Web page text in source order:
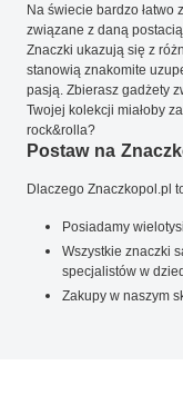
Na świecie bardzo łatwo
związane z daną
Znaczki ukazują się z
stanowią znakomite
pasją. Zbierasz gadżety
Twojej kolekcji miałoby
rock&rolla?
Postaw na
Dlaczego Znaczkopol.pl
Posiadamy
Wszystkie znaczki
specjalistów w
Zakupy w naszym